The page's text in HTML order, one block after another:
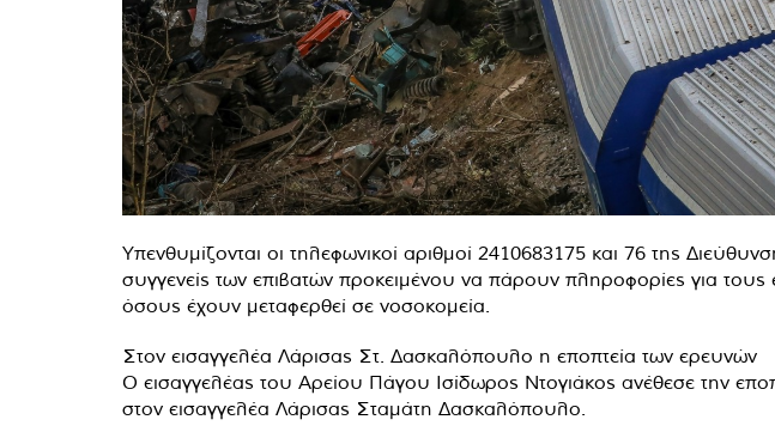
Υπενθυμίζονται οι τηλεφωνικοί αριθμοί 2410683175 και 76 της
συγγενείς των επιβατών προκειμένου να πάρουν πληροφορίες για
όσους έχουν μεταφερθεί σε νοσοκομεία.
Στον εισαγγελέα Λάρισας Στ. Δασκαλόπουλο η εποπτεία των ερευνών
Ο εισαγγελέας του Αρείου Πάγου Ισίδωρος Ντογιάκος ανέθεσε την
στον εισαγγελέα Λάρισας Σταμάτη Δασκαλόπουλο.